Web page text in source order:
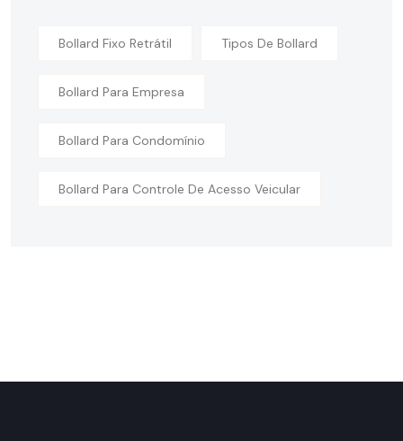
Bollard Fixo Retrátil Tipos De Bollard
Bollard Para Empresa
Bollard Para Condomínio
Bollard Para Controle De Acesso Veicular